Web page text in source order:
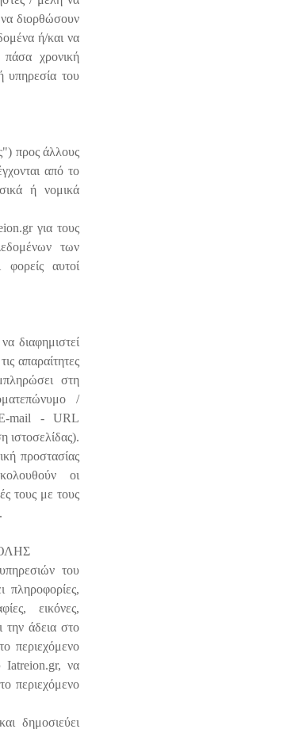
διορθώσουν
ή/και να
χρονική
υπηρεσία του
προς άλλους
από το
ή νομικά
για τους
των
αυτοί
διαφημιστεί
απαραίτητες
στη
/
mail - URL
ιστοσελίδας).
προστασίας
οι
τους με τους
του
πληροφορίες,
εικόνες,
την άδεια στο
περιεχόμενο
Iatreion.gr, να
περιεχόμενο
δημοσιεύει